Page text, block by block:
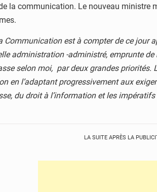
la communication. Le nouveau ministre
est à compter de ce jour
administration -administré, emprunte
selon moi, par deux grandes
en l’adaptant progressivement aux
du droit à l’information et les
LA SUITE APRÈS LA